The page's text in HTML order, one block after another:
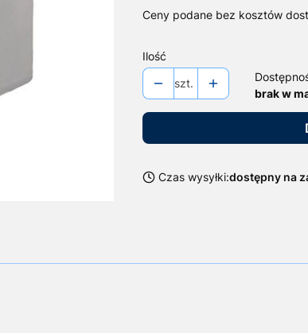
Ceny podane bez kosztów
Ilość
szt.
brak w
Czas wysyłki:dostępny na